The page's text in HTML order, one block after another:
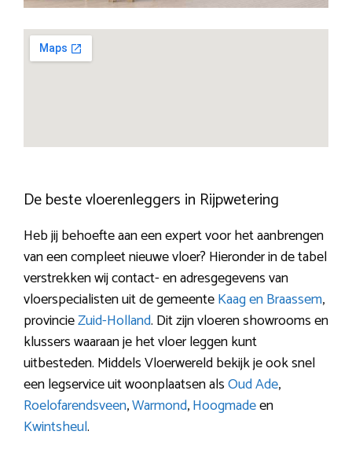
De beste vloerenleggers in Rijpwetering
Heb jij behoefte aan een expert voor het aanbrengen
van een compleet nieuwe vloer? Hieronder in de tabel
verstrekken wij contact- en adresgegevens van
vloerspecialisten uit de gemeenteKaag en Braassem,
provincieZuid-Holland. Dit zijn vloeren showrooms en
klussers waaraan je het vloer leggen kunt
uitbesteden. Middels Vloerwereld bekijk je ook snel
een legservice uit woonplaatsen alsOud Ade,
Roelofarendsveen,Warmond,Hoogmadeen
Kwintsheul.